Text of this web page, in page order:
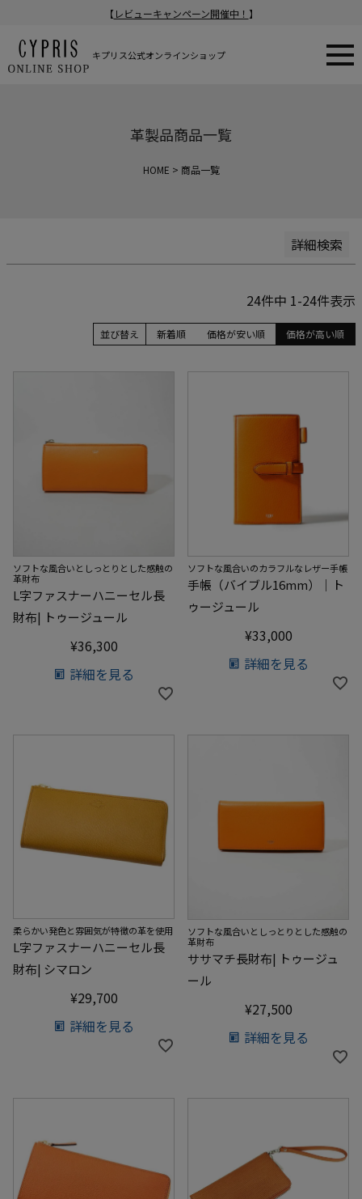
【 レビューキャンペーン開催中！ 】
キプリス公式オンラインショップ
革製品商品一覧
HOME 商品一覧
詳細検索
登録順
価格が安い順
価格が高い順
並び替え 価格が安い順 価格が高い順
新着順
24件中 1-24件表示
ソフトな風合いとしっとりとした感触の
革財布
L字ファスナーハニーセル長
財布| トゥージュール
¥36,300
詳細を見る
ソフトな風合いのカラフルなレザー手帳
手帳（バイブル16mm）｜ト
ゥージュール
¥33,000
詳細を見る
柔らかい発色と雰囲気が特徴の革を使用
L字ファスナーハニーセル長
財布| シマロン
¥29,700
詳細を見る
ソフトな風合いとしっとりとした感触の
革財布
ササマチ長財布| トゥージュ
ール
¥27,500
詳細を見る